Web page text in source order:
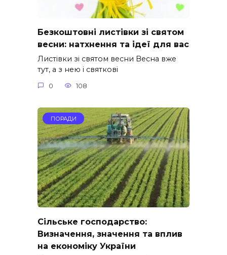
Безкоштовні листівки зі святом
весни: натхнення та ідеї для вас
Листівки зі святом весни Весна вже
тут, а з нею і святкові
0 108
ПОРАДИ
Сільське господарство:
Визначення, значення та вплив
на економіку України